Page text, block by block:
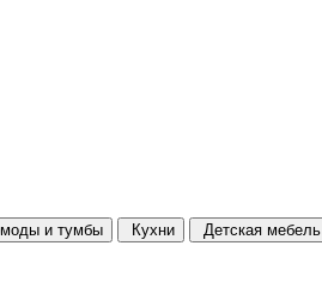
и тумбы Кухни Детская мебель